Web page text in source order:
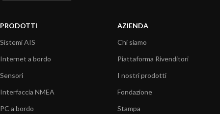
PRODOTTI
Sistemi AIS
Internet a bordo
Sensori
Interfaccia NMEA
PC a bordo
AZIENDA
Chi siamo
Piattaforma Rivenditori
I nostri prodotti
Fondazione
Stampa